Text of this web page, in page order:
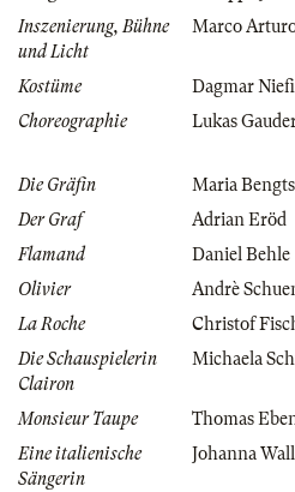
Inszenierung, Bühne
und Licht
Marco
Kostüme
Dagmar
Choreographie
Lukas
Die Gräfin
Maria
Der Graf
Adrian Eröd
Flamand
Daniel Behle
Olivier
Andrè
La Roche
Christof
Die Schauspielerin
Clairon
Michaela
Monsieur Taupe
Thomas
Eine italienische
Sängerin
Johanna